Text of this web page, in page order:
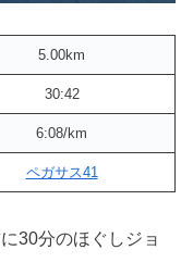
5.00km
30:42
6:08/km
ペガサス41
30分のほぐしジョ